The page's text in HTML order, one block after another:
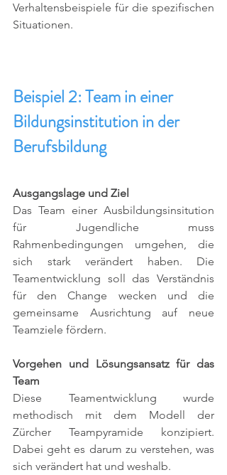
Verhaltensbeispiele für die spezifischen
Situationen.
Beispiel 2: Team in einer
Bildungsinstitution in der
Berufsbildung
Ausgangslage und Ziel
Das Team einer Ausbildungsinsitution
für Jugendliche muss
Rahmenbedingungen umgehen, die
sich stark verändert haben. Die
Teamentwicklung soll das Verständnis
für den Change wecken und die
gemeinsame Ausrichtung auf neue
Teamziele fördern.
Vorgehen und Lösungsansatz für das
Team
Diese Teamentwicklung wurde
methodisch mit dem Modell der
Zürcher Teampyramide konzipiert.
Dabei geht es darum zu verstehen, was
sich verändert hat und weshalb.